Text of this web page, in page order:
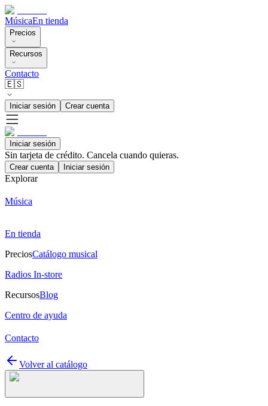
MúsicaEn tienda
Precios
Recursos
Contacto
🇪🇸
Iniciar sesión Crear cuenta
Iniciar sesión
Sin tarjeta de crédito. Cancela cuando quieras.
Crear cuenta Iniciar sesión
Explorar
Música
En tienda
PreciosCatálogo musical
Radios In-store
RecursosBlog
Centro de ayuda
Contacto
Volver al catálogo